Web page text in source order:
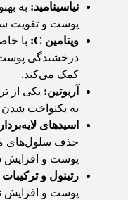
نیاسینامید: به
پوست و تقویت
ویتامین
با
درخشندگی
کمک می‌کند.
آربوتین: یکی از
به یکنواخت
اسیدهای
حذف سلول‌های
پوست و افزایش
رتینول و
پوست و افزایش